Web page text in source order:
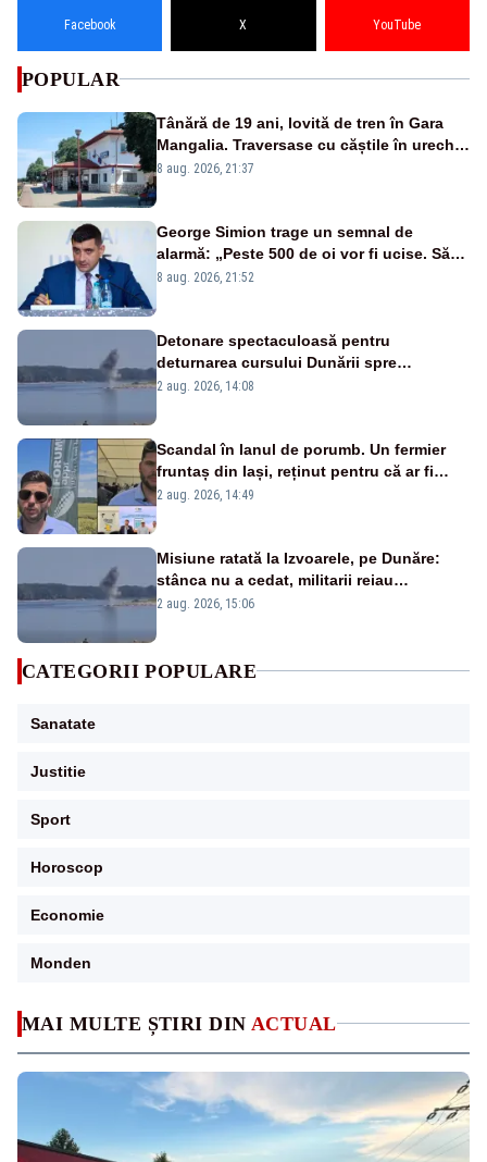
MAI MULTE ȘTIRI DIN ACTUAL
Facebook X YouTube
POPULAR
Tânără de 19 ani, lovită de tren în Gara
Mangalia. Traversase cu căștile în urechi
liniile printr-un loc nepermis
8 aug. 2026, 21:37
George Simion trage un semnal de
alarmă: „Peste 500 de oi vor fi ucise. Să
vedem dacă ciobanii vor fi despăgubiți”
8 aug. 2026, 21:52
Detonare spectaculoasă pentru
deturnarea cursului Dunării spre
Cernavodă. Imagini MApN – VIDEO
2 aug. 2026, 14:08
Scandal în lanul de porumb. Un fermier
fruntaș din Iași, reținut pentru că ar fi
bătut un bărbat prins la furat
2 aug. 2026, 14:49
Misiune ratată la Izvoarele, pe Dunăre:
stânca nu a cedat, militarii reiau
detonările luni – VIDEO
2 aug. 2026, 15:06
CATEGORII POPULARE
Sanatate
Justitie
Sport
Horoscop
Economie
Monden